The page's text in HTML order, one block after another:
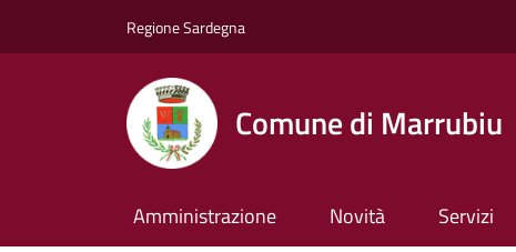
Regione Sardegna
Comune di Marrubiu
Amministrazione Novità Servizi